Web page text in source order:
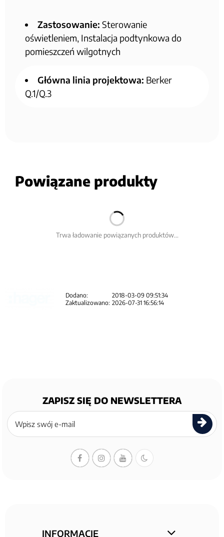
Zastosowanie: Sterowanie
oświetleniem, Instalacja podtynkowa do
pomieszczeń wilgotnych
Główna linia projektowa: Berker
Q.1/Q.3
Powiązane produkty
Trwa ładowanie powiązanych produktów...
Dodano:
2018-03-09 09:51:34
Zaktualizowano: 2026-07-31 16:56:14
ZAPISZ SIĘ DO NEWSLETTERA
Zapisz
się
newslettera
INFORMACJE